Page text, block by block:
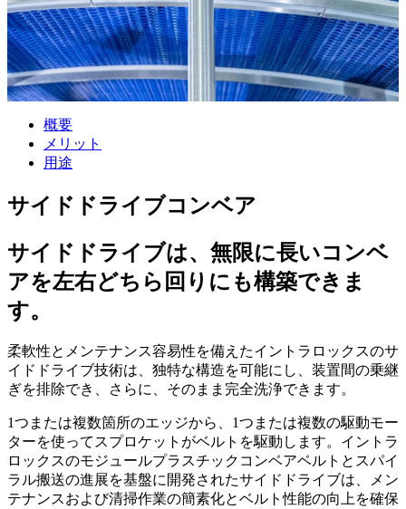
業界の概要
概要
メリット
用途
サイドドライブコンベア
サイドドライブは、無限に長いコンベ
アを左右どちら回りにも構築できま
す。
柔軟性とメンテナンス容易性を備えたイントラロックスのサ
イドドライブ技術は、独特な構造を可能にし、装置間の乗継
ぎを排除でき、さらに、そのまま完全洗浄できます。
1つまたは複数箇所のエッジから、1つまたは複数の駆動モー
ターを使ってスプロケットがベルトを駆動します。イントラ
ロックスのモジュールプラスチックコンベアベルトとスパイ
ラル搬送の進展を基盤に開発されたサイドドライブは、メン
テナンスおよび清掃作業の簡素化とベルト性能の向上を確保